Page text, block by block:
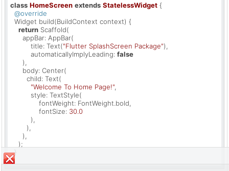
class HomeScreen extends StatelessWidget {
@override
  Widget build(BuildContext context) {
return Scaffold(
      appBar: AppBar(
          title: Text(
"Flutter SplashScreen Package"),
          automaticallyImplyLeading:
false
      ),
      body: Center(
        child: Text(
"Welcome To Home Page!",
          style: TextStyle(
              fontWeight: FontWeight.bold,
              fontSize:
30.0
          ),
        ),
      ),
    );
  }
}